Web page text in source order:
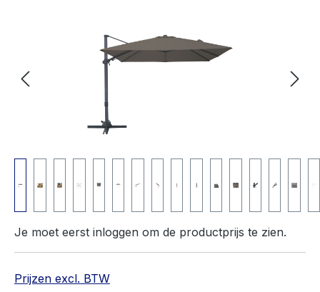
Je moet eerst inloggen om de productprijs te zien.
Prijzen excl. BTW